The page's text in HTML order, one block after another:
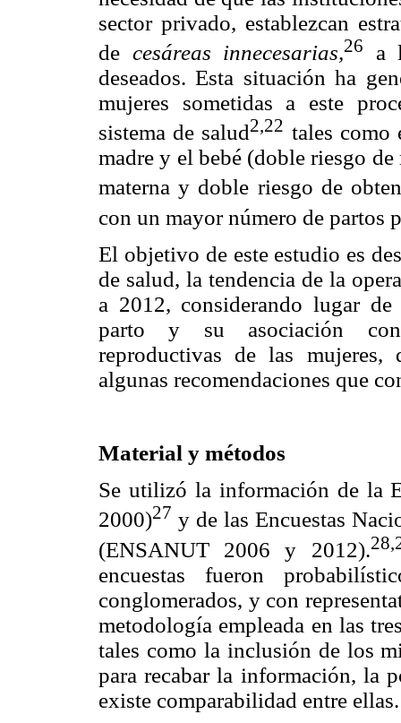
sector privado, establezcan
de cesáreas innecesarias,26
a
deseados. Esta situación ha
mujeres sometidas a este
sistema de salud2,22 tales como
madre y el bebé (doble riesgo
materna y doble riesgo de
con un mayor número de partos
El objetivo de este estudio es
de salud, la tendencia de la
a 2012, considerando lugar
parto y su asociación con
reproductivas de las
algunas recomendaciones que
Material y métodos
Se utilizó la información de la
2000)27 y de las Encuestas
(ENSANUT 2006 y 2012).
encuestas fueron
conglomerados, y con
metodología empleada en las
tales como la inclusión de los
para recabar la información, la
existe comparabilidad entre ellas.